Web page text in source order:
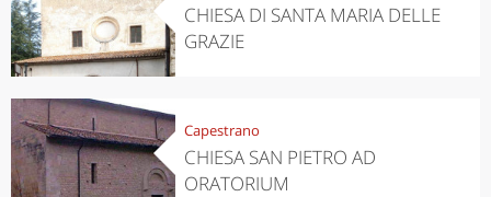
CHIESA DI SANTA MARIA DELLE
GRAZIE
Capestrano
CHIESA SAN PIETRO AD
ORATORIUM